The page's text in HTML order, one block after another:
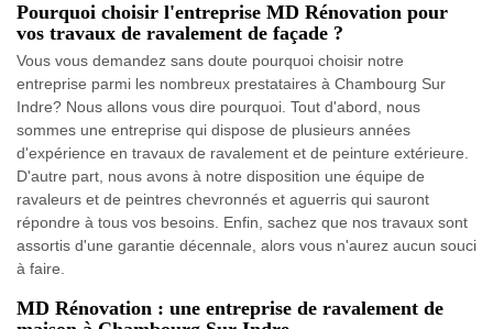
Pourquoi choisir l'entreprise MD Rénovation pour
vos travaux de ravalement de façade ?
Vous vous demandez sans doute pourquoi choisir notre
entreprise parmi les nombreux prestataires à Chambourg Sur
Indre? Nous allons vous dire pourquoi. Tout d'abord, nous
sommes une entreprise qui dispose de plusieurs années
d'expérience en travaux de ravalement et de peinture extérieure.
D'autre part, nous avons à notre disposition une équipe de
ravaleurs et de peintres chevronnés et aguerris qui sauront
répondre à tous vos besoins. Enfin, sachez que nos travaux sont
assortis d'une garantie décennale, alors vous n'aurez aucun souci
à faire.
MD Rénovation : une entreprise de ravalement de